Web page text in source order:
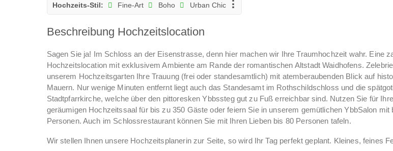
Hochzeits-Stil: Fine-Art Boho Urban Chic
Beschreibung Hochzeitslocation
Sagen Sie ja! Im Schloss an der Eisenstrasse, denn hier machen wir Ihre Traumhochzeit wahr. Eine
Hochzeitslocation mit exklusivem Ambiente am Rande der romantischen Altstadt Waidhofens.
unserem Hochzeitsgarten Ihre Trauung (frei oder standesamtlich) mit atemberaubenden Blick auf
Mauern. Nur wenige Minuten entfernt liegt auch das Standesamt im Rothschildschloss und die
Stadtpfarrkirche, welche über den pittoresken Ybbssteg gut zu Fuß erreichbar sind. Nutzen Sie für
geräumigen Hochzeitssaal für bis zu 350 Gäste oder feiern Sie in unserem gemütlichen YbbSalon mit
Personen. Auch im Schlossrestaurant können Sie mit Ihren Lieben bis 80 Personen tafeln.
Wir stellen Ihnen unsere Hochzeitsplanerin zur Seite, so wird Ihr Tag perfekt geplant. Kleines, feines